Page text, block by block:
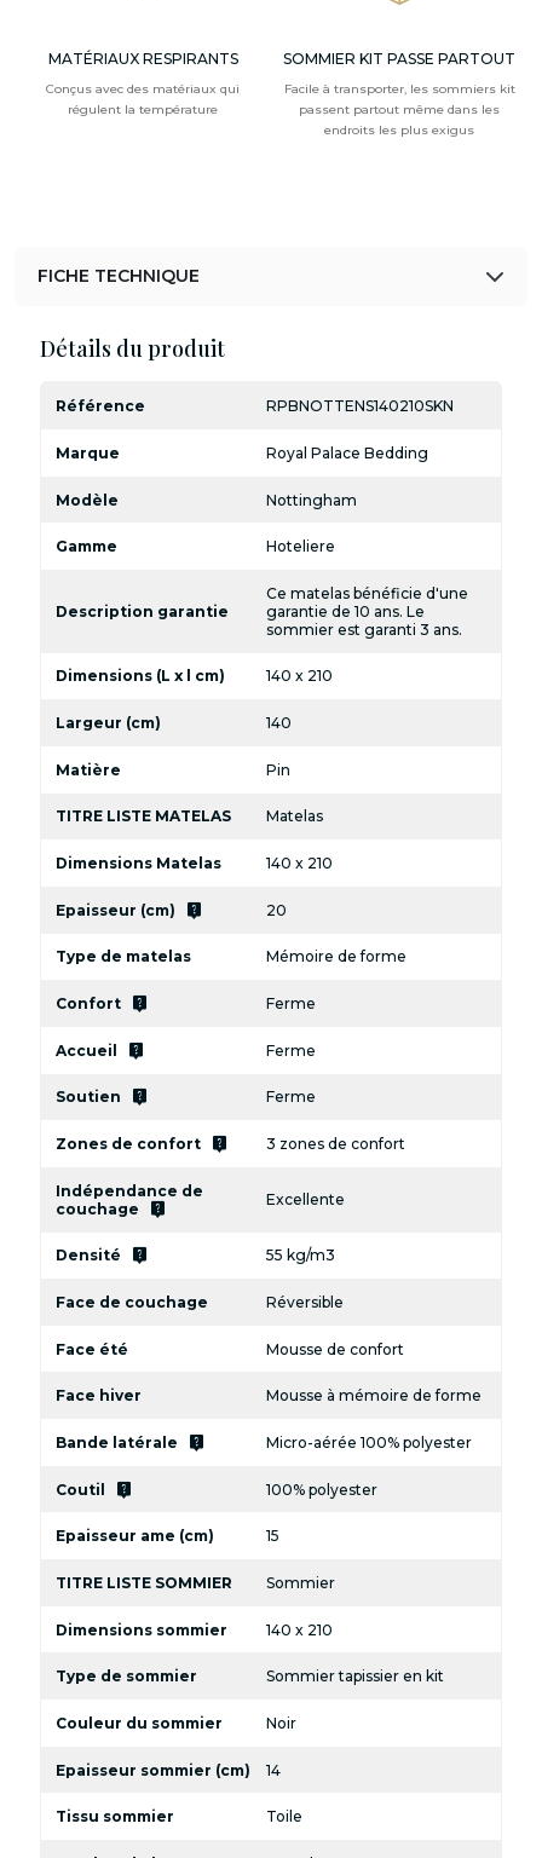
MATÉRIAUX RESPIRANTS
Conçus avec des matériaux qui
régulent la température
SOMMIER KIT PASSE PARTOUT
Facile à transporter, les sommiers kit
passent partout même dans les
endroits les plus exigus
FICHE TECHNIQUE
Détails du produit
Référence RPBNOTTENS140210SKN
Marque Royal Palace Bedding
Modèle Nottingham
Gamme Hoteliere
Description garantie
Ce matelas bénéficie d'une
garantie de 10 ans. Le
sommier est garanti 3 ans.
Dimensions (L x l cm) 140 x 210
Largeur (cm) 140
Matière Pin
TITRE LISTE MATELAS Matelas
Dimensions Matelas 140 x 210
Epaisseur (cm) live_help 20
Type de matelas Mémoire de forme
Confort live_help Ferme
Accueil live_help Ferme
Soutien live_help Ferme
Zones de confort live_help 3 zones de confort
Indépendance de
couchage
live_help Excellente
Densité live_help 55 kg/m3
Face de couchage Réversible
Face été Mousse de confort
Face hiver Mousse à mémoire de forme
Bande latérale live_help Micro-aérée 100% polyester
Coutil live_help 100% polyester
Epaisseur ame (cm) 15
TITRE LISTE SOMMIER Sommier
Dimensions sommier 140 x 210
Type de sommier Sommier tapissier en kit
Couleur du sommier Noir
Epaisseur sommier (cm) 14
Tissu sommier Toile